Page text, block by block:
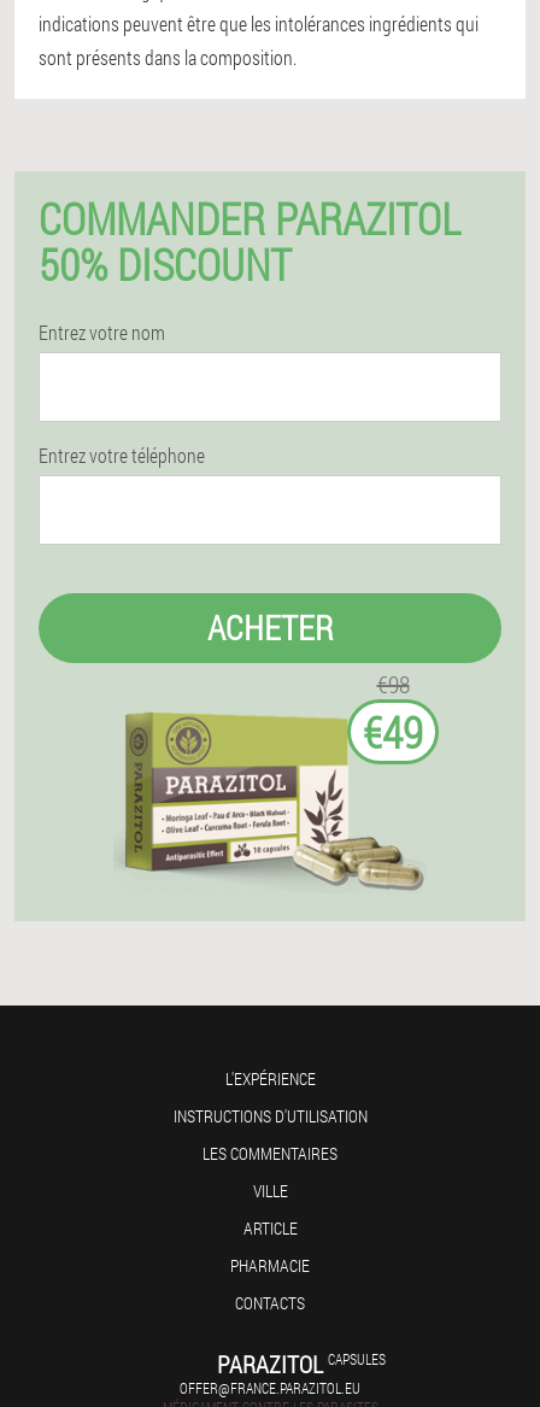
indications peuvent être que les intolérances ingrédients qui
sont présents dans la composition.
COMMANDER PARAZITOL
50% DISCOUNT
Entrez votre nom
Entrez votre téléphone
ACHETER
€98
€49
L'EXPÉRIENCE
INSTRUCTIONS D'UTILISATION
LES COMMENTAIRES
VILLE
ARTICLE
PHARMACIE
CONTACTS
PARAZITOL CAPSULES
OFFER@FRANCE.PARAZITOL.EU